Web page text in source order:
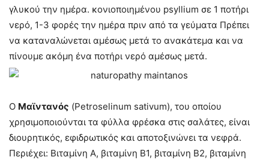
γλυκού την ημέρα. κονιοποιημένου psyllium σε 1 ποτήρι
νερό, 1-3 φορές την ημέρα πριν από τα γεύματα Πρέπει
να καταναλώνεται αμέσως μετά το ανακάτεμα και να
πίνουμε ακόμη ένα ποτήρι νερό αμέσως μετά.
Ο Μαϊντανός (Petroselinum sativum), του οποίου
χρησιμοποιούνται τα φύλλα φρέσκα στις σαλάτες, είναι
διουρητικός, εφιδρωτικός και αποτοξινώνει τα νεφρά.
Περιέχει: Βιταμίνη Α, βιταμίνη B1, βιταμίνη B2, βιταμίνη